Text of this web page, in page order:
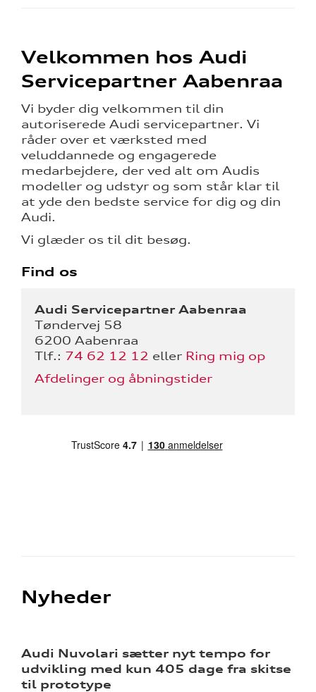
Velkommen hos Audi
Servicepartner Aabenraa
Vi byder dig velkommen til din
autoriserede Audi servicepartner. Vi
råder over et værksted med
veluddannede og engagerede
medarbejdere, der ved alt om Audis
modeller og udstyr og som står klar til
at yde den bedste service for dig og din
Audi.
Vi glæder os til dit besøg.
Find os
Audi Servicepartner Aabenraa
Tøndervej 58
6200 Aabenraa
Tlf.: 74 62 12 12 eller Ring mig op
Afdelinger og åbningstider
Nyheder
Audi Nuvolari sætter nyt tempo for
udvikling med kun 405 dage fra skitse
til prototype